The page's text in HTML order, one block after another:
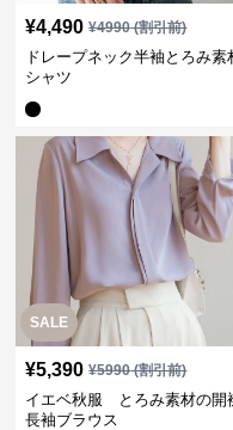
¥4,490 ¥4990(割引前)
ドレープネック半袖とろみ素
シャツ
SALE
¥5,390 ¥5990(割引前)
イエベ秋服 とろみ素材の開
長袖ブラウス